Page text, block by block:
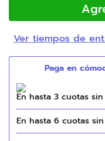
Ver tiempos de
En hasta 3 cuotas
En hasta 6 cuotas